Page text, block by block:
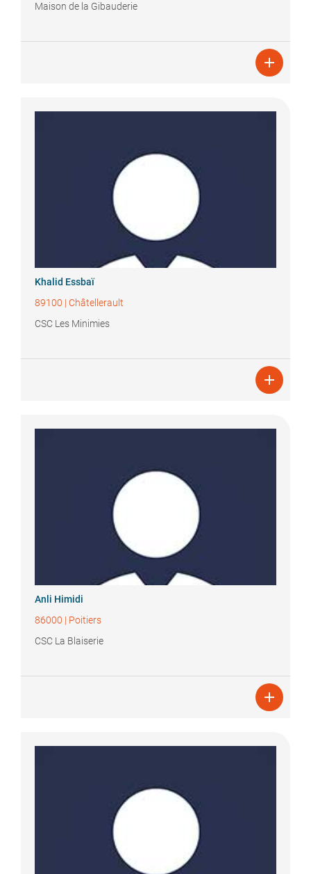
Maison de la Gibauderie

Khalid Essbaï
89100 | Châtellerault
CSC Les Minimies

Anli Himidi
86000 | Poitiers
CSC La Blaiserie
